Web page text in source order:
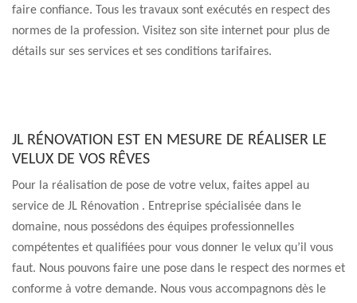
faire confiance. Tous les travaux sont exécutés en respect des
normes de la profession. Visitez son site internet pour plus de
détails sur ses services et ses conditions tarifaires.
JL RÉNOVATION EST EN MESURE DE RÉALISER LE
VELUX DE VOS RÊVES
Pour la réalisation de pose de votre velux, faites appel au
service de JL Rénovation . Entreprise spécialisée dans le
domaine, nous possédons des équipes professionnelles
compétentes et qualifiées pour vous donner le velux qu’il vous
faut. Nous pouvons faire une pose dans le respect des normes et
conforme à votre demande. Nous vous accompagnons dès le